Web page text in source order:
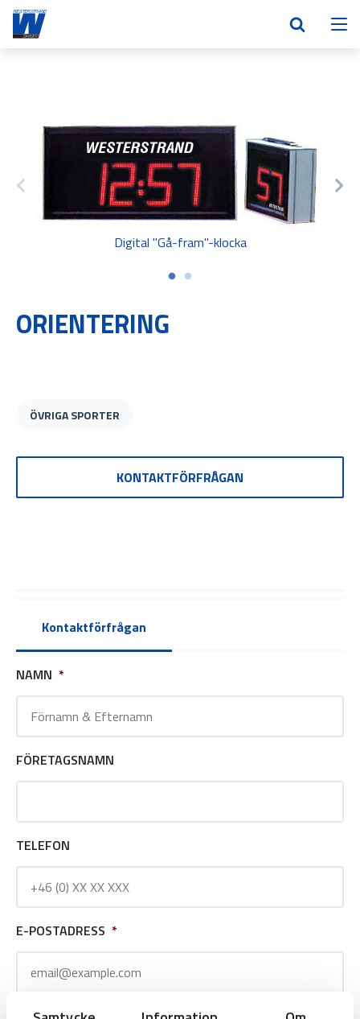
Digital "Gå-fram"-klocka
ORIENTERING
ÖVRIGA SPORTER
KONTAKTFÖRFRÅGAN
Kontaktförfrågan
NAMN *
FÖRETAGSNAMN
TELEFON
E-POSTADRESS *